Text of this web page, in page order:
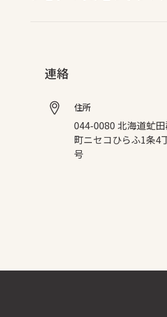
連絡
住所
044-0080 北海道虻
町ニセコひらふ1条4
号